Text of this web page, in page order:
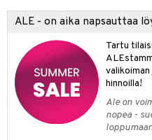
ALE - on aika napsauttaa
Tartu
hinnoilla!
Ale on
nopea -
& Vihannesveitset
sisustus
tarvikkeita
koristelu